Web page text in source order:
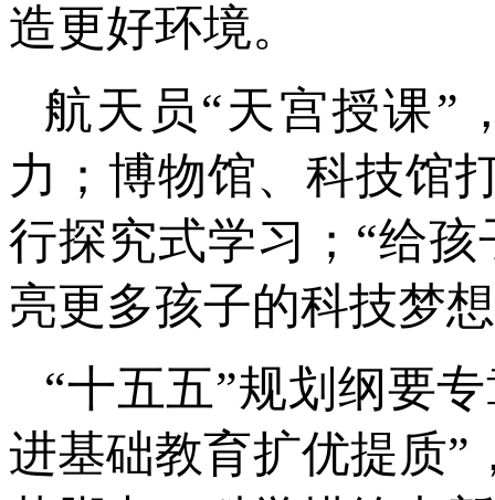
造更好环境。
航天员“天宫授课”
力；博物馆、科技馆
行探究式学习；“给
亮更多孩子的科技梦
“十五五”规划纲要
进基础教育扩优提质”